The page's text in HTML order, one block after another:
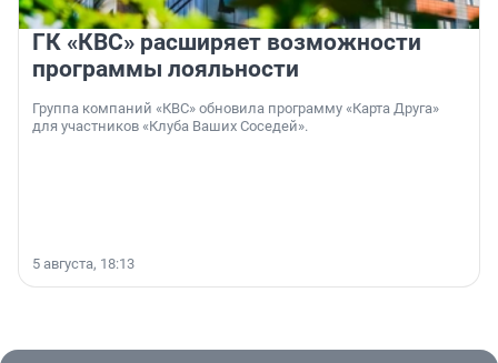
ГК «КВС» расширяет возможности
программы лояльности
Группа компаний «КВС» обновила программу «Карта Друга»
для участников «Клуба Ваших Соседей».
5 августа, 18:13